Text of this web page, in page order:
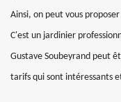
Ainsi, on peut vous
C'est un jardinier
Gustave Soubeyrand peut
tarifs qui sont intéressants